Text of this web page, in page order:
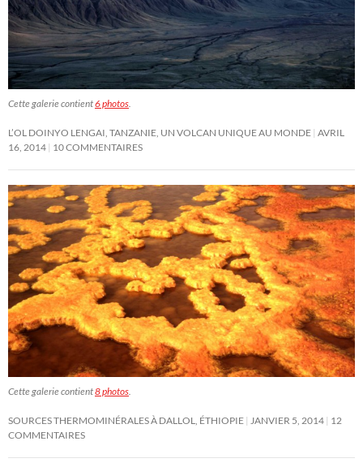
Cette galerie contient6 photos.
L’OL DOINYO LENGAI, TANZANIE, UN VOLCAN UNIQUE AU MONDE AVRIL
16, 2014 10 COMMENTAIRES
Cette galerie contient8 photos.
SOURCES THERMOMINÉRALES À DALLOL, ÉTHIOPIE JANVIER 5, 2014 12
COMMENTAIRES